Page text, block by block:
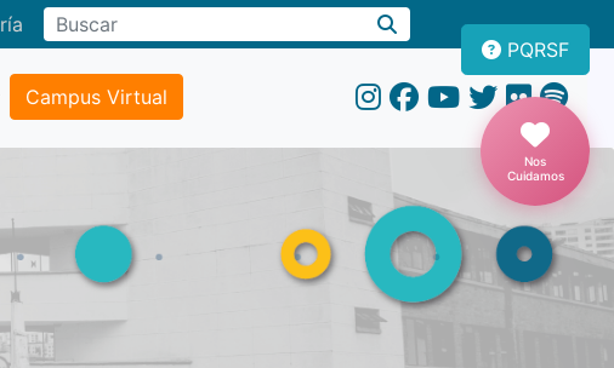
Campus Virtual
PQRSF
Nos
Cuidamos